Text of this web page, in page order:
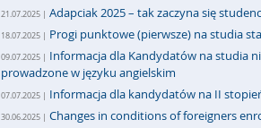
21.07.2025 | Adapciak 2025 – tak zaczyna się
18.07.2025 | Progi punktowe (pierwsze) na studia
09.07.2025 | Informacja dla Kandydatów na studia
prowadzone w języku angielskim
07.07.2025 | Informacja dla kandydatów na II
30.06.2025 | Changes in conditions of foreigners